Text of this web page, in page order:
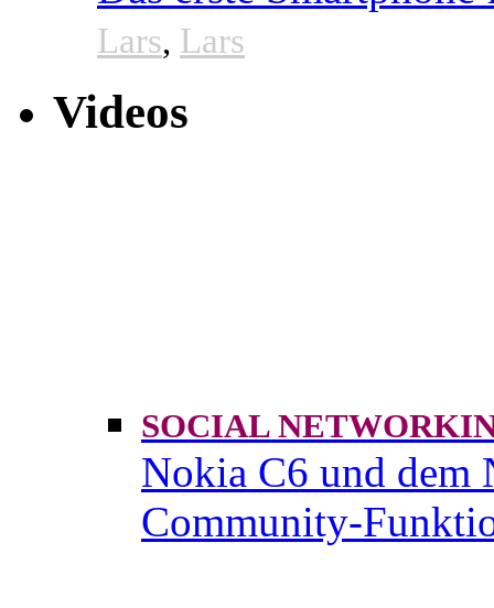
Lars, Lars
Videos
SOCIAL
Nokia C6 und dem
Community-